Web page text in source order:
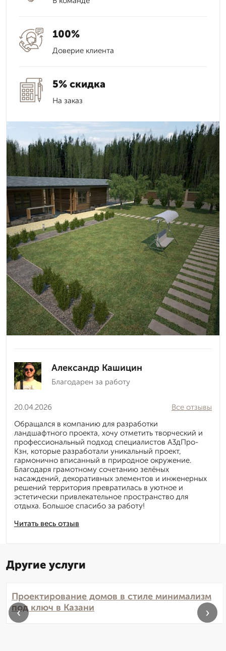
100%
Доверие клиента
5% скидка
На заказ
Александр Кашицин
Благодарен за работу
20.04.2026
Читать весь отзыв
Все отзывы
Обращался в компанию для разработки
ландшафтного проекта, хочу отметить творческий и
профессиональный подход специалистов А3дПро-
Кзн, которые разработали уникальный проект,
гармонично вписанный в природное окружение.
Благодаря грамотному сочетанию зелёных
насаждений, декоративных элементов и инженерных
решений территория превратилась в уютное и
эстетически привлекательное пространство для
отдыха. Большое спасибо за работу!
Другие услуги
Проектирование домов в стиле минимализм
под ключ в Казани
‹ ›